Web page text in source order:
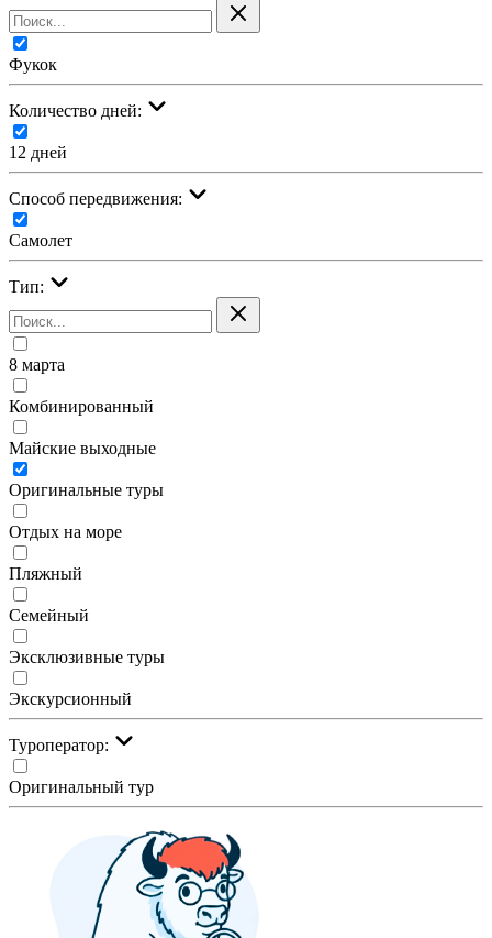
Фукок
Количество дней:
12 дней
Cпособ передвижения:
Самолет
Тип:
8 марта
Комбинированный
Майские выходные
Оригинальные туры
Отдых на море
Пляжный
Семейный
Эксклюзивные туры
Экскурсионный
Туроператор:
Оригинальный тур